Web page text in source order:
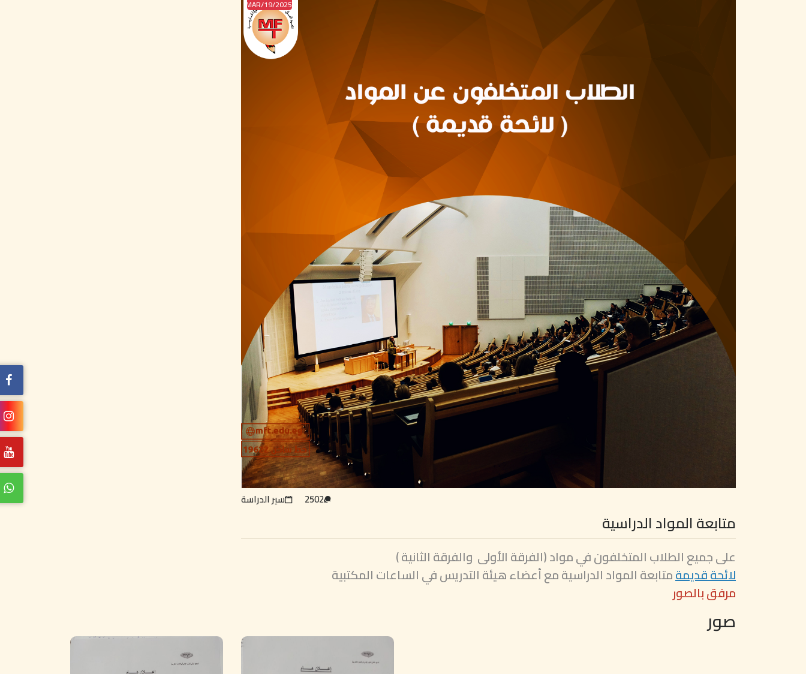
2025/MAR/19
سير الدراسة 2502
متابعة المواد الدراسية
على جميع الطلاب المتخلفون في مواد (الفرقة الأولى والفرقة الثانية )
لائحة قديمةمتابعة المواد الدراسية مع أعضاء هيئة التدريس في الساعات المكتبية
مرفق بالصور
صور